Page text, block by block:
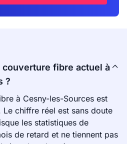
couverture fibre actuel à
?
à Cesny-les-Sources est
Le chiffre réel est sans doute
les statistiques de
de retard et ne tiennent pas